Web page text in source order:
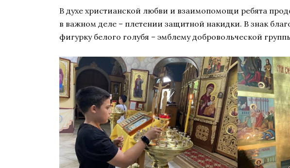
В духе христианской любви и взаимопомощи ребята
в важном деле – плетении защитной накидки. В знак
фигурку белого голубя – эмблему добровольческой